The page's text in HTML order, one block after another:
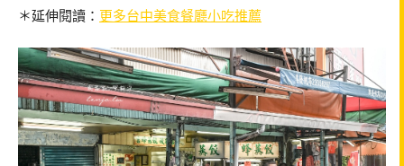
＊延伸閱讀： 更多台中美食餐廳小吃推薦